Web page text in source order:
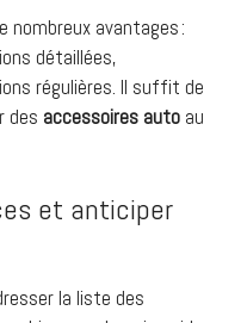
nombreux avantages :
détaillées,
régulières. Il suffit de
des accessoires auto au
et anticiper
la liste des